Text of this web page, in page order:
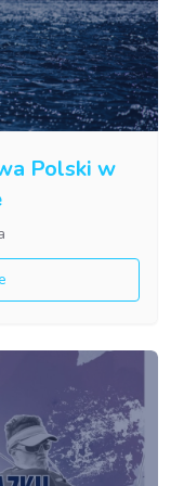
Polski w